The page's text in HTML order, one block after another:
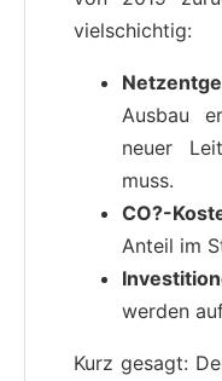
vielschichtig:
Ausbau
neuer
muss.
CO?-
Anteil im
werden
Kurz gesagt: